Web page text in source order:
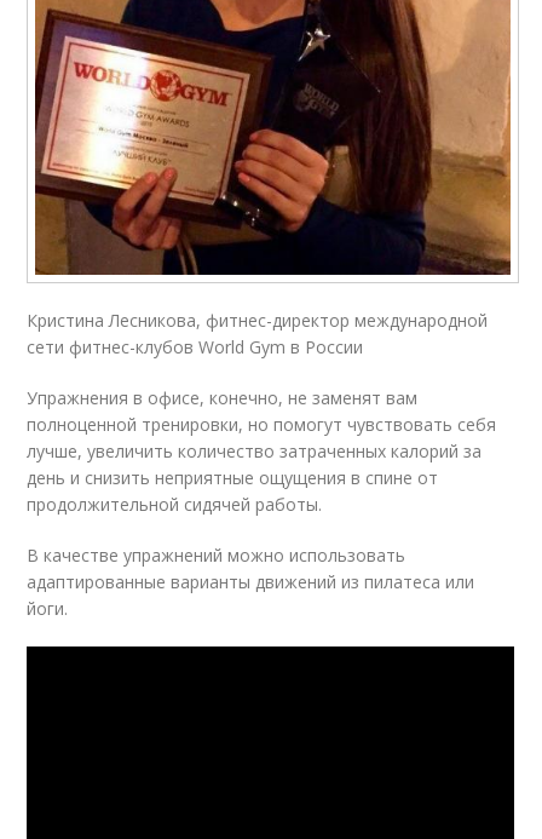
Кристина Лесникова, фитнес-директор международной
сети фитнес-клубов World Gym в России
Упражнения в офисе, конечно, не заменят вам
полноценной тренировки, но помогут чувствовать себя
лучше, увеличить количество затраченных калорий за
день и снизить неприятные ощущения в спине от
продолжительной сидячей работы.
В качестве упражнений можно использовать
адаптированные варианты движений из пилатеса или
йоги.